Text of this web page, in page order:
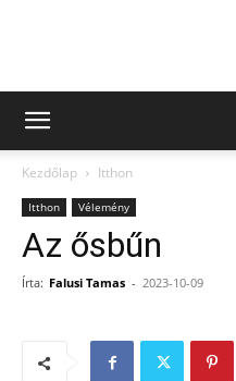
Kezdőlap Itthon
Itthon Vélemény
Az ősbűn
Írta: Falusi Tamas - 2023-10-09